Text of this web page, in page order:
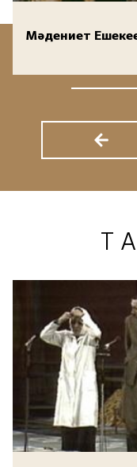
Мәдениет